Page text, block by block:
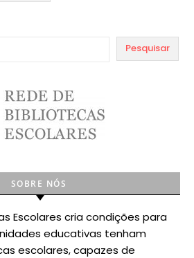
Pesquisar
SOBRE NÓS
Escolares cria condições para
educativas tenham
escolares, capazes de